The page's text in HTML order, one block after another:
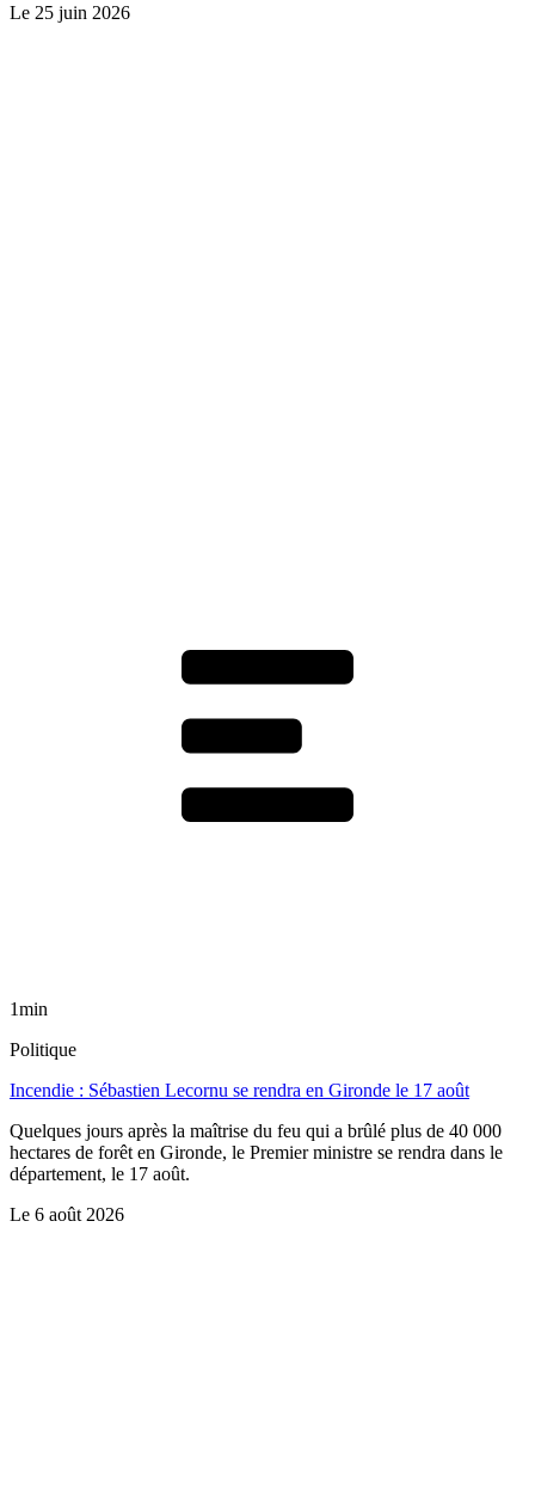
Le 25 juin 2026
1min
Politique
Incendie : Sébastien Lecornu se rendra en Gironde le 17 août
Quelques jours après la maîtrise du feu qui a brûlé plus de 40 000
hectares de forêt en Gironde, le Premier ministre se rendra dans le
département, le 17 août.
Le 6 août 2026